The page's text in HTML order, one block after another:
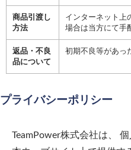
商品引渡し
方法
インターネット上
場合は当方にて手
返品・不良
品について
初期不良等があっ
プライバシーポリシー
TeamPower株式会社は、